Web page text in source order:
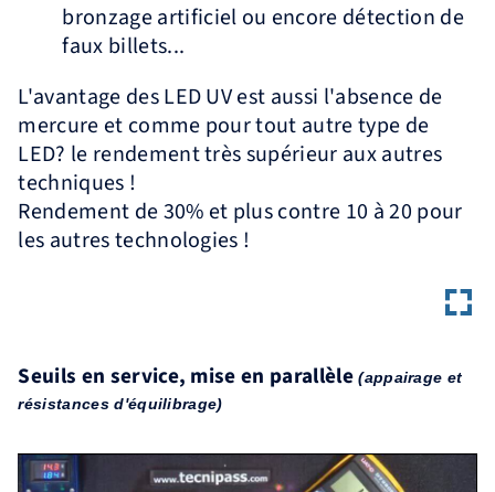
bronzage artificiel ou encore détection de
faux billets...
L'avantage des LED UV est aussi l'absence de
mercure et comme pour tout autre type de
LED? le rendement très supérieur aux autres
techniques !
Rendement de 30% et plus contre 10 à 20 pour
les autres technologies !
Seuils en service, mise en parallèle(appairage et
résistances d'équilibrage)